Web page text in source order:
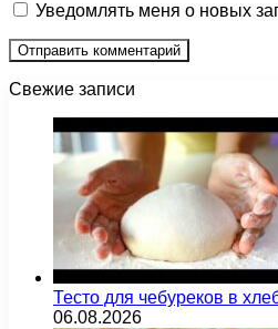
Уведомлять меня о новых
Свежие записи
Тесто для чебуреков в
06.08.2026